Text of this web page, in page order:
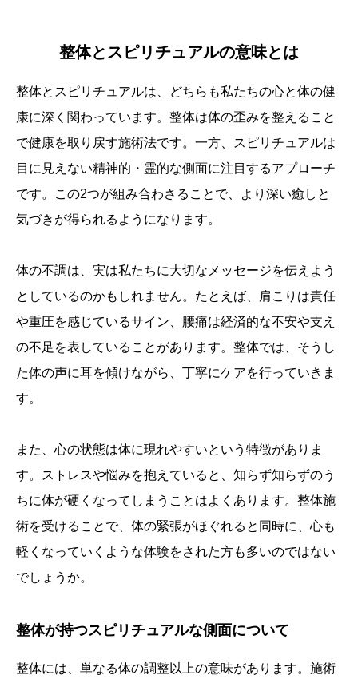
整体とスピリチュアルの意味とは
整体とスピリチュアルは、どちらも私たちの心と体の健
康に深く関わっています。整体は体の歪みを整えること
で健康を取り戻す施術法です。一方、スピリチュアルは
目に見えない精神的・霊的な側面に注目するアプローチ
です。この2つが組み合わさることで、より深い癒しと
気づきが得られるようになります。
体の不調は、実は私たちに大切なメッセージを伝えよう
としているのかもしれません。たとえば、肩こりは責任
や重圧を感じているサイン、腰痛は経済的な不安や支え
の不足を表していることがあります。整体では、そうし
た体の声に耳を傾けながら、丁寧にケアを行っていきま
す。
また、心の状態は体に現れやすいという特徴がありま
す。ストレスや悩みを抱えていると、知らず知らずのう
ちに体が硬くなってしまうことはよくあります。整体施
術を受けることで、体の緊張がほぐれると同時に、心も
軽くなっていくような体験をされた方も多いのではない
でしょうか。
整体が持つスピリチュアルな側面について
整体には、単なる体の調整以上の意味があります。施術